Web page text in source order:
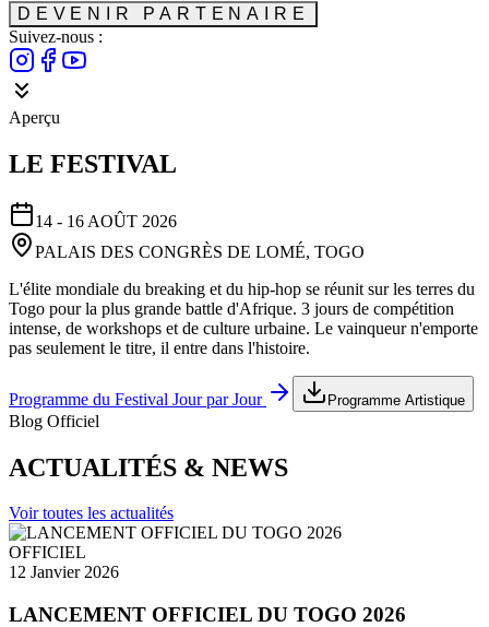
DEVENIR PARTENAIRE
Suivez-nous :
Aperçu
LE FESTIVAL
14 - 16 AOÛT 2026
PALAIS DES CONGRÈS DE LOMÉ, TOGO
L'élite mondiale du breaking et du hip-hop se réunit sur les terres du
Togo pour la plus grande battle d'Afrique. 3 jours de compétition
intense, de workshops et de culture urbaine. Le vainqueur n'emporte
pas seulement le titre, il entre dans l'histoire.
Programme du Festival Jour par Jour Programme Artistique
Blog Officiel
ACTUALITÉS & NEWS
Voir toutes les actualités
OFFICIEL
12 Janvier 2026
LANCEMENT OFFICIEL DU TOGO 2026